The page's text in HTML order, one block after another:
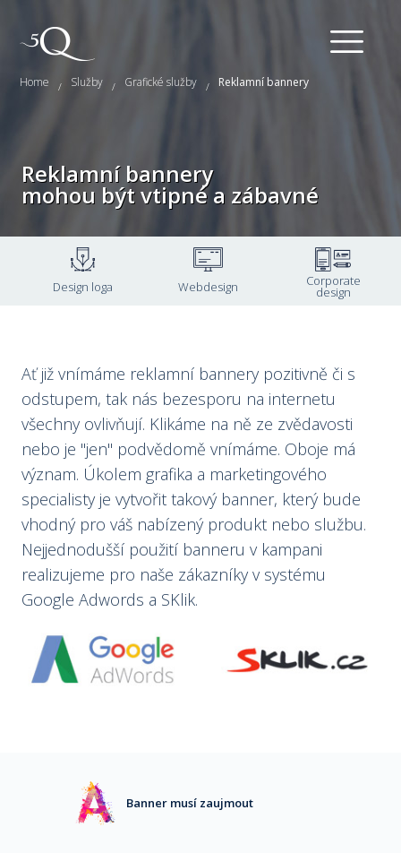
Reklamní bannery
mohou být vtipné a zábavné
Home / Služby / Grafické služby / Reklamní bannery
Design loga Webdesign Corporate
design
Ať již vnímáme reklamní bannery pozitivně či s
odstupem, tak nás bezesporu na internetu
všechny ovlivňují. Klikáme na ně ze zvědavosti
nebo je "jen" podvědomě vnímáme. Oboje má
význam. Úkolem grafika a marketingového
specialisty je vytvořit takový banner, který bude
vhodný pro váš nabízený produkt nebo službu.
Nejjednodušší použití banneru v kampani
realizujeme pro naše zákazníky v systému
Google Adwords a SKlik.
Banner musí zaujmout